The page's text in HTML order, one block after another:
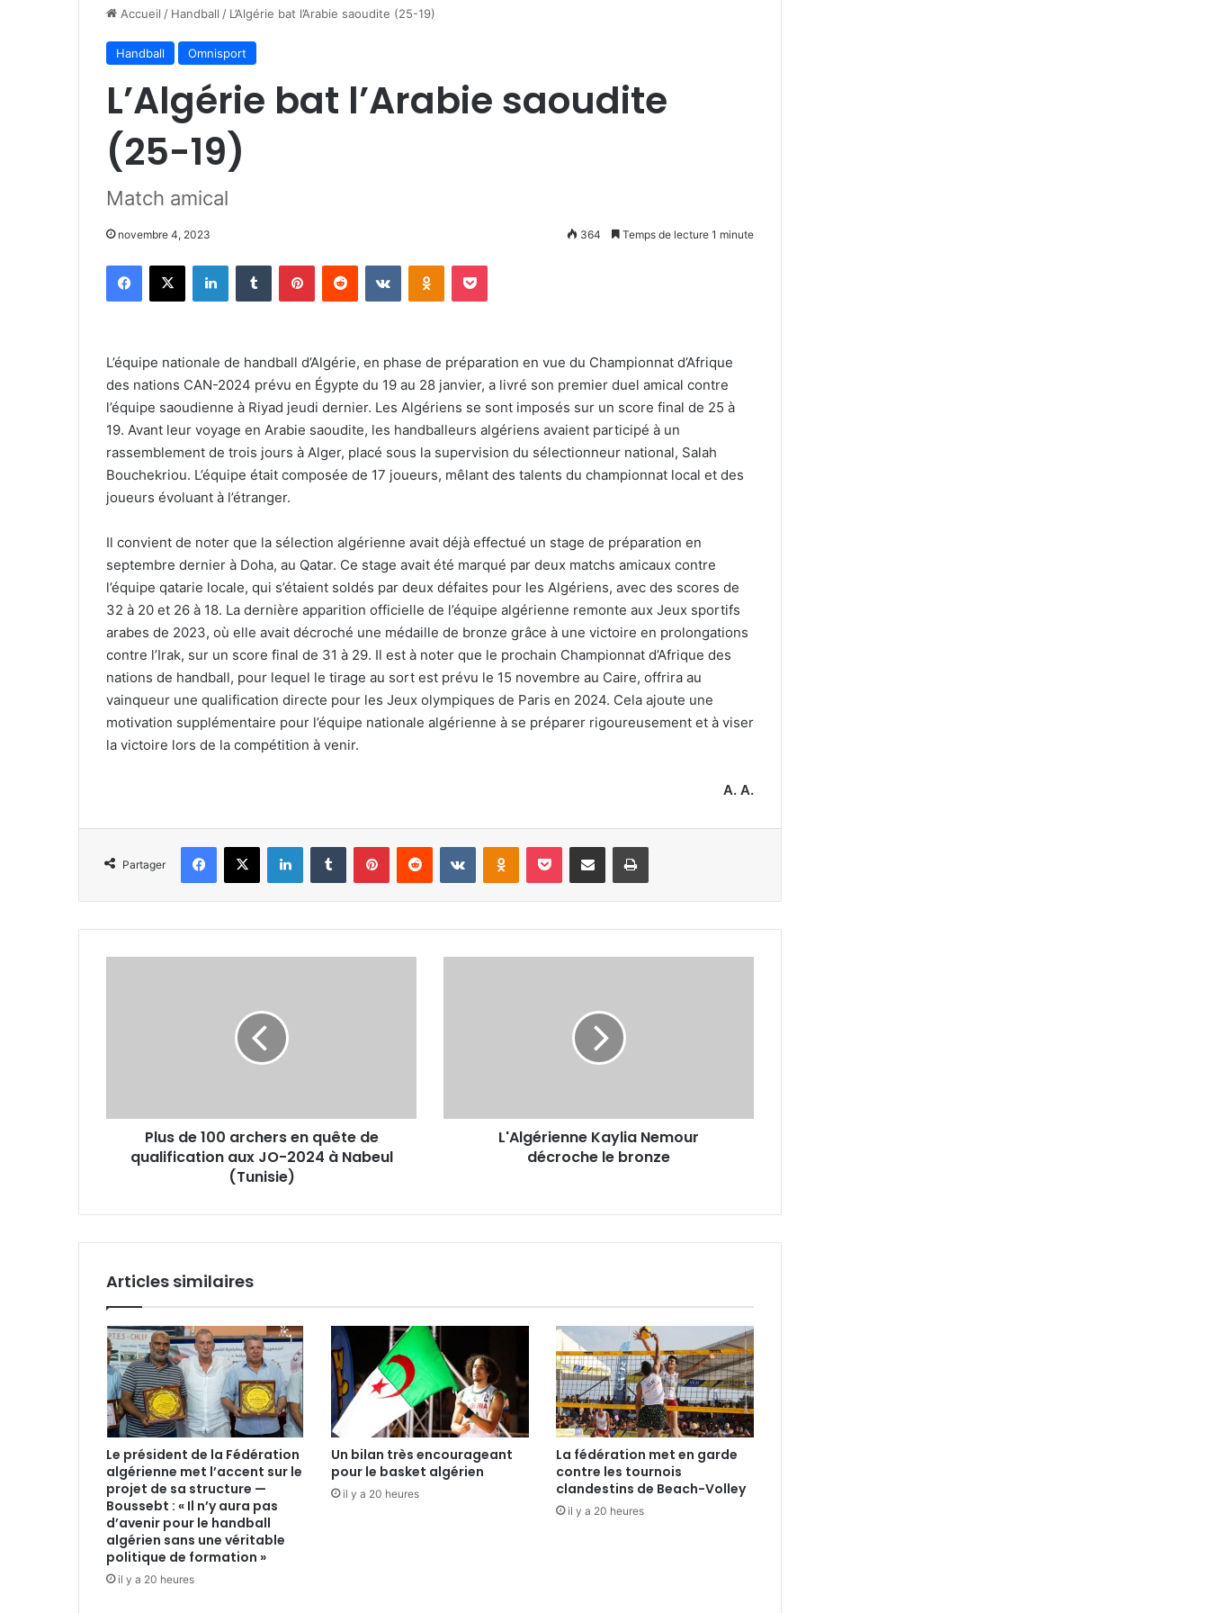
Accueil / Handball / L’Algérie bat l’Arabie saoudite (25-19)
Handball Omnisport
L’Algérie bat l’Arabie saoudite
(25-19)
Match amical
novembre 4, 2023 364 Temps de lecture 1 minute
Facebook
X LinkedinTumblr PinterestReddit VKontakteOdnoklassniki
Pocket
L’équipe nationale de handball d’Algérie, en phase de préparation en vue du Championnat d’Afrique
des nations CAN-2024 prévu en Égypte du 19 au 28 janvier, a livré son premier duel amical contre
l’équipe saoudienne à Riyad jeudi dernier. Les Algériens se sont imposés sur un score final de 25 à
19. Avant leur voyage en Arabie saoudite, les handballeurs algériens avaient participé à un
rassemblement de trois jours à Alger, placé sous la supervision du sélectionneur national, Salah
Bouchekriou. L’équipe était composée de 17 joueurs, mêlant des talents du championnat local et des
joueurs évoluant à l’étranger.
Il convient de noter que la sélection algérienne avait déjà effectué un stage de préparation en
septembre dernier à Doha, au Qatar. Ce stage avait été marqué par deux matchs amicaux contre
l’équipe qatarie locale, qui s’étaient soldés par deux défaites pour les Algériens, avec des scores de
32 à 20 et 26 à 18. La dernière apparition officielle de l’équipe algérienne remonte aux Jeux sportifs
arabes de 2023, où elle avait décroché une médaille de bronze grâce à une victoire en prolongations
contre l’Irak, sur un score final de 31 à 29. Il est à noter que le prochain Championnat d’Afrique des
nations de handball, pour lequel le tirage au sort est prévu le 15 novembre au Caire, offrira au
vainqueur une qualification directe pour les Jeux olympiques de Paris en 2024. Cela ajoute une
motivation supplémentaire pour l’équipe nationale algérienne à se préparer rigoureusement et à viser
la victoire lors de la compétition à venir.
A. A.
Partager
Facebook
X LinkedinTumblr PinterestReddit VKontakteOdnoklassniki
Pocket Partager par email Imprimer
aux
2024
Plus de 100 archers en quête de
qualification aux JO-2024 à Nabeul
(Tunisie)
L'Algérienne Kaylia Nemour
décroche le bronze
Articles similaires
Le président de la Fédération
algérienne met l’accent sur le
projet de sa structure —
Boussebt : « Il n’y aura pas
d’avenir pour le handball
algérien sans une véritable
politique de formation »
il y a 20 heures
Un bilan très encourageant
pour le basket algérien
il y a 20 heures
La fédération met en garde
contre les tournois
clandestins de Beach-Volley
il y a 20 heures